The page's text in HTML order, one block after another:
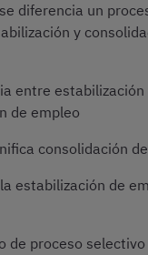
diferencia un
y
entre estabilización
de empleo
consolidación
estabilización de
de proceso